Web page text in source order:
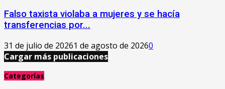
Falso taxista violaba a mujeres y se hacía
transferencias por...
31 de julio de 20261 de agosto de 20260
Cargar más publicaciones
Categorías